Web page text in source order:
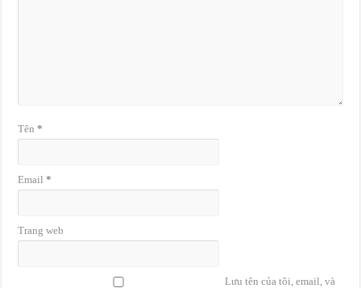
Tên*
Email*
Trang web
Lưu tên của tôi, email, và